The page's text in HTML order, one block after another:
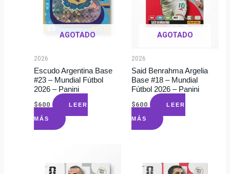
AGOTADO
2026
Escudo Argentina Base
#23 – Mundial Fútbol
2026 – Panini
$600 LEER
MÁS
AGOTADO
2026
Said Benrahma Argelia
Base #18 – Mundial
Fútbol 2026 – Panini
$600 LEER
MÁS